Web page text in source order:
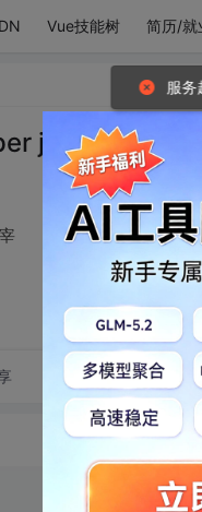
Vue技能树 简历/就
junior李东海
转发到动态
服务